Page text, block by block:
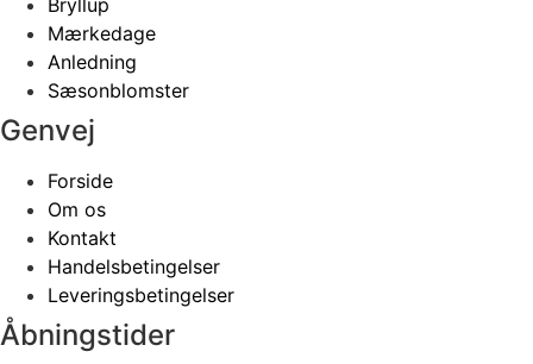
Mærkedage
Anledning
Sæsonblomster
Genvej
Forside
Om os
Kontakt
Handelsbetingelser
Leveringsbetingelser
Åbningstider